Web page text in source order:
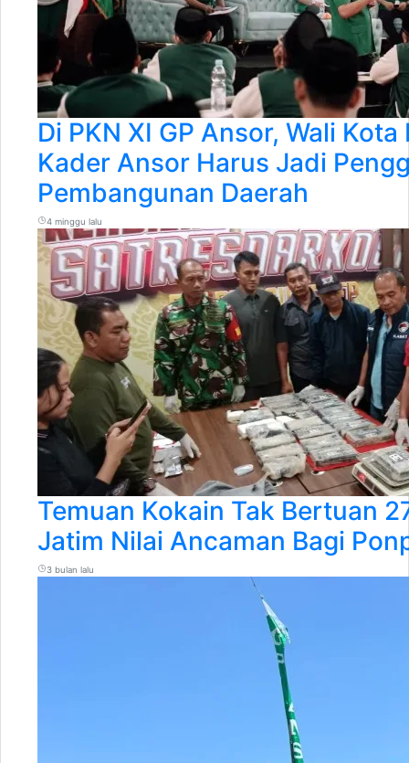
Di PKN XI GP Ansor, Wali
Kader Ansor Harus Jadi
Pembangunan Daerah
4 minggu lalu
Temuan Kokain Tak Bertuan
Jatim Nilai Ancaman Bagi
3 bulan lalu